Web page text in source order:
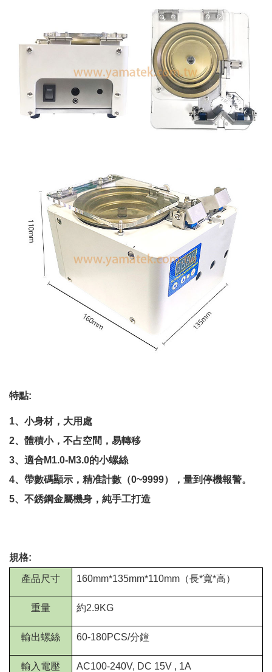
特點:
1、小身材，大用處
2、體積小，不占空間，易轉移
3、適合M1.0-M3.0的小螺絲
4、帶數碼顯示，精准計數 （0~9999），量到停機報警。
5、不銹鋼金屬機身，純手工打造
規格:
產品尺寸 160mm*135mm*110mm （長*寬*高）
重量 約2.9KG
輸出螺絲 60-180PCS/分鐘
輸入電壓 AC100-240V, DC 15V , 1A